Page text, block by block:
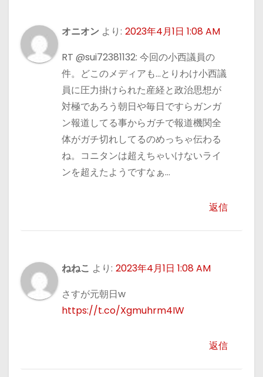
オニオン より: 2023年4月1日 1:08 AM
RT @sui72381132: 今回の小西議員の
件。どこのメディアも…とりわけ小西議
員に圧力掛けられた産経と政治思想が
対極であろう朝日や毎日ですらガンガ
ン報道してる事からガチで報道機関全
体がガチ切れしてるのめっちゃ伝わる
ね。コニタンは超えちゃいけないライ
ンを超えたようですなぁ…
返信
ねねこ より: 2023年4月1日 1:08 AM
さすが元朝日w
https://t.co/Xgmuhrm4IW
返信